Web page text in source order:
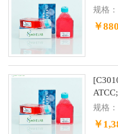
规格
￥
规格
￥